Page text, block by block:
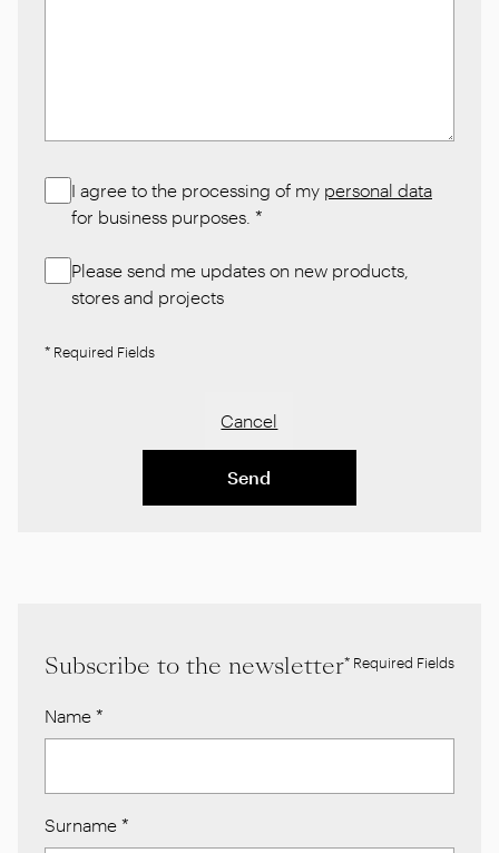
I agree to the processing of my personal data
for business purposes. *
Please send me updates on new products,
stores and projects
* Required Fields
Cancel
Send
Subscribe to the newsletter* Required Fields
Name *
Surname *